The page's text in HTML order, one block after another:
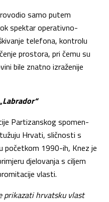
samo putem
spektar operativno-
telefona, kontrolu
prostora, pri čemu su
bile znatno izraženije
Partizanskog spomen-
Hrvati, sličnosti s
početkom 1990-ih, Knez je
djelovanja s ciljem
vlasti.
prikazati hrvatsku vlast